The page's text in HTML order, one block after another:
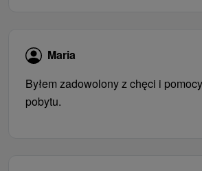
Maria
Byłem zadowolony z chęci i
pobytu.